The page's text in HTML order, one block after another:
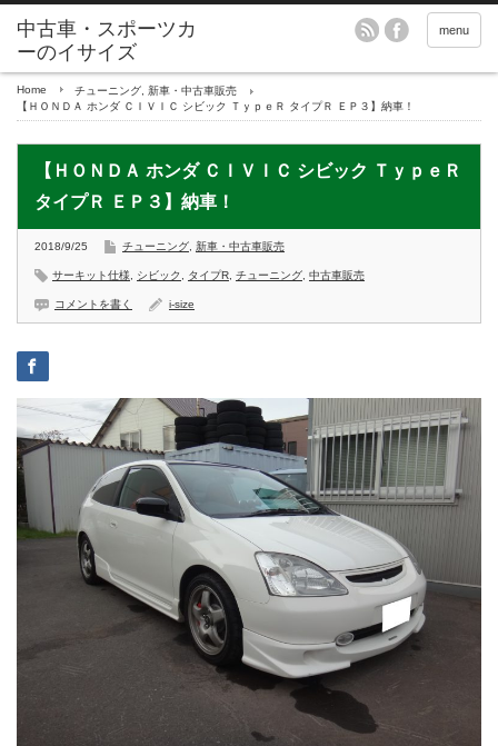
menu
Home チューニング 新車・中古車販売
【ＨＯＮＤＡ ホンダ ＣＩＶＩＣ シビック ＴｙｐｅＲ タイプＲ ＥＰ３】納車！
【ＨＯＮＤＡ ホンダ ＣＩＶＩＣ シビック ＴｙｐｅＲ
タイプＲ ＥＰ３】納車！
2018/9/25 チューニング 新車・中古車販売
サーキット仕様 シビック タイプR チューニング 中古車販売
コメントを書く i-size